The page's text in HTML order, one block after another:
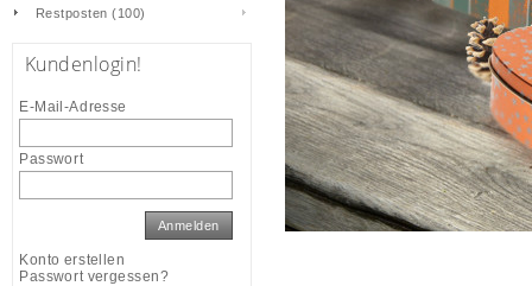
Restposten (100)
Kundenlogin!
E-Mail-Adresse
Passwort
Anmelden
Konto erstellen
Passwort vergessen?